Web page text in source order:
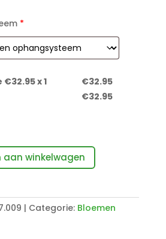
*
€32.95x 1 €32.95
€32.95
aan winkelwagen
Categorie: Bloemen